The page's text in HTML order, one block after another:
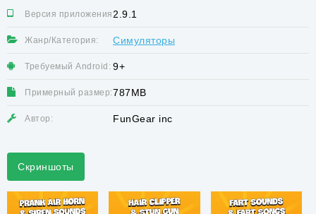
Версия приложения:2.9.1
Жанр/Категория: Симуляторы
Требуемый Android: 9+
Примерный размер:787MB
Автор: FunGear inc
Скриншоты